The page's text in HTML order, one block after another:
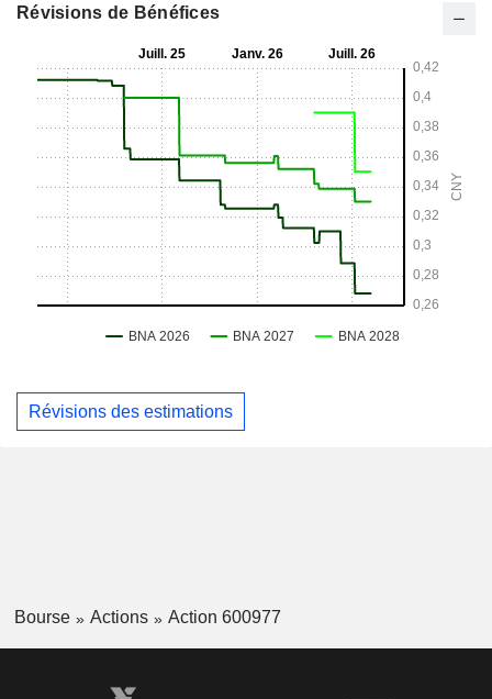
Révisions de Bénéfices
Révisions des estimations
Bourse Actions Action 600977